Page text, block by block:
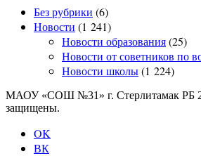
Без рубрики (6)
Новости (1 241)
Новости образования(25)
Новости от советников по
Новости школы(1 224)
МАОУ «СОШ №31» г. Стерлитамак РБ
защищены.
OK
ВК